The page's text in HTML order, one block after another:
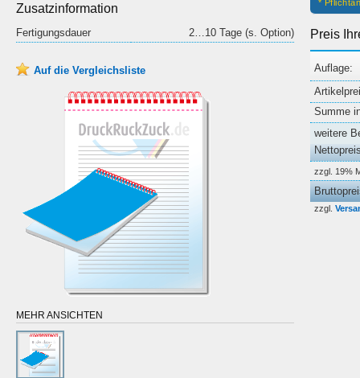
Zusatzinformation
Fertigungsdauer 2…10 Tage (s. Option)
Auf die Vergleichsliste
*
Preis
Auflage:
Summe
weitere
zzgl. 19%
zzgl.
MEHR ANSICHTEN